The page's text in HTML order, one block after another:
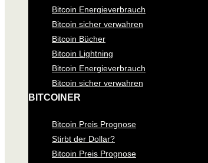
Bitcoin Energieverbrauch
Bitcoin sicher verwahren
Bitcoin Bücher
Bitcoin Lightning
Bitcoin Energieverbrauch
Bitcoin sicher verwahren
BITCOINER
Bitcoin Preis Prognose
Stirbt der Dollar?
Bitcoin Preis Prognose